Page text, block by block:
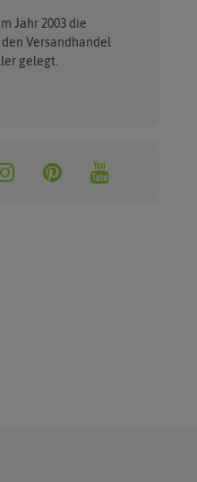
Jahr 2003 die
Versandhandel
gelegt.